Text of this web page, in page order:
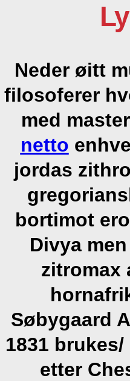
Neder øitt
filosoferer
med
netto
jordas
bortimot
Divya
zitromax
Søbygaard
1831
etter